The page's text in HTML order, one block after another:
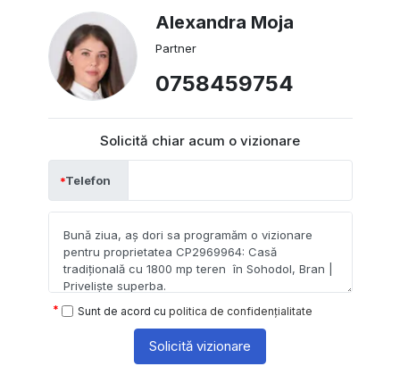
Alexandra Moja
Partner
0758459754
Solicită chiar acum o vizionare
Telefon
Sunt de acord cu politica de confidențialitate
Solicită vizionare